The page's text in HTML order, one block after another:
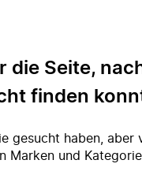
die Seite,
finden
gesucht haben,
Marken und